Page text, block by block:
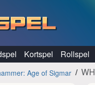
Kortspel Rollspel
Age of Sigmar